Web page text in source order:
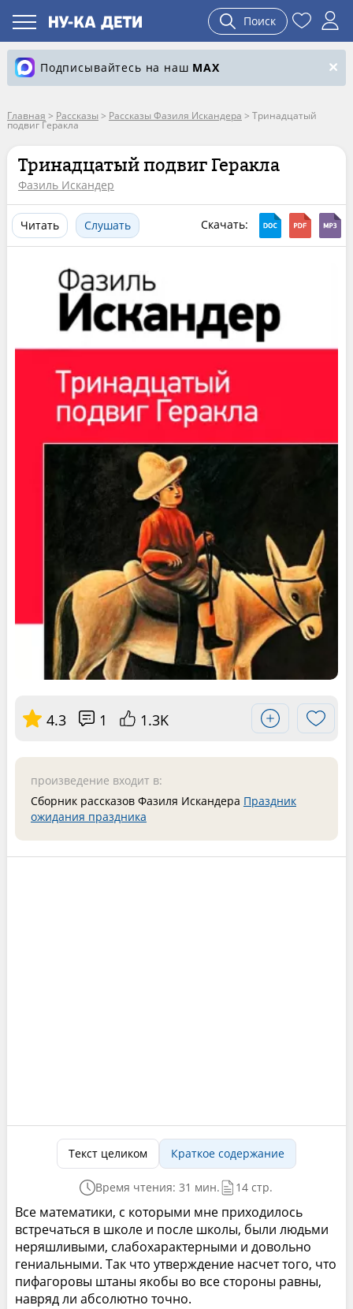
Поиск
Подписывайтесь на наш MAX
Главная > Рассказы > Рассказы Фазиля Искандера > Тринадцатый
подвиг Геракла
Тринадцатый подвиг Геракла
Фазиль Искандер
Читать Слушать Скачать:
4.3 1 1.3K
произведение входит в:
Сборник рассказов Фазиля Искандера Праздник
ожидания праздника
Текст целиком Краткое содержание
Время чтения: 31 мин. 14 стр.
Все математики, с которыми мне приходилось
встречаться в школе и после школы, были людьми
неряшливыми, слабохарактерными и довольно
гениальными. Так что утверждение насчет того, что
пифагоровы штаны якобы во все стороны равны,
навряд ли абсолютно точно.